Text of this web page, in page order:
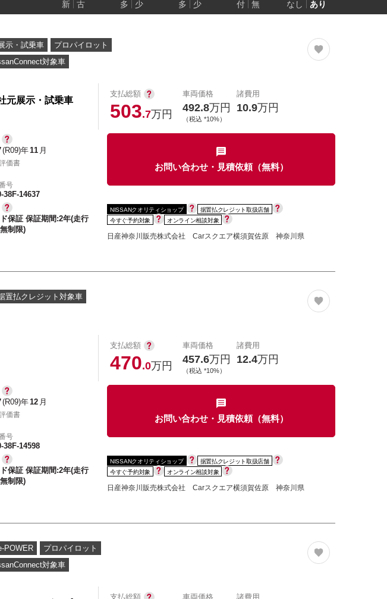
e-4ORCE
両側オートスライドドア
CD
ト
ブラインドモニター
ター ハイビームアシスト ドライブレコーダー
軽自動車を除く
商用車・バンを除く
4WD
新
古
多
少
多
少
付
無
なし
あり
示・試乗車
プロパイロット
対象車
元展示・試乗車
支払総額
503.7万円
車両価格
492.8万円
（税込 *10%）
諸費用
10.9万円
(R09)年11 月
価書
号
38F-14637
保証 保証期間:2年(走行
制限)
お問い合わせ・見積依頼（無料）
NISSANクオリティショップ
据置払クレジット取扱店舗
今すぐ予約対象
オンライン相談対象
日産神奈川販売株式会社 Carスクエア横須賀佐原 神奈川県
置払クレジット対象車
支払総額
470.0万円
車両価格
457.6万円
（税込 *10%）
諸費用
12.4万円
(R09)年12 月
価書
号
38F-14598
保証 保証期間:2年(走行
制限)
お問い合わせ・見積依頼（無料）
NISSANクオリティショップ
据置払クレジット取扱店舗
今すぐ予約対象
オンライン相談対象
日産神奈川販売株式会社 Carスクエア横須賀佐原 神奈川県
POWER
プロパイロット
対象車
支払総額 車両価格 諸費用